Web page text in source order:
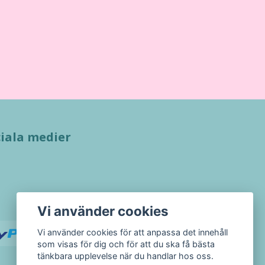
medier
Vi använder cookies
Vi använder cookies för att anpassa det innehåll
som visas för dig och för att du ska få bästa
tänkbara upplevelse när du handlar hos oss.